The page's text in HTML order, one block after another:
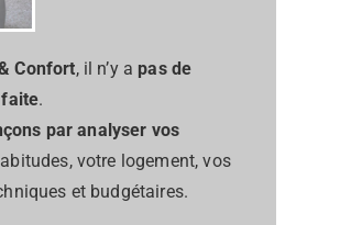
Confort, il n’y a pas de
.
par analyser vos
votre logement, vos
et budgétaires.